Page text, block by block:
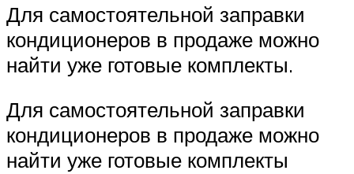
Для самостоятельной заправки
кондиционеров в продаже можно
найти уже готовые комплекты.
Для самостоятельной заправки
кондиционеров в продаже можно
найти уже готовые комплекты